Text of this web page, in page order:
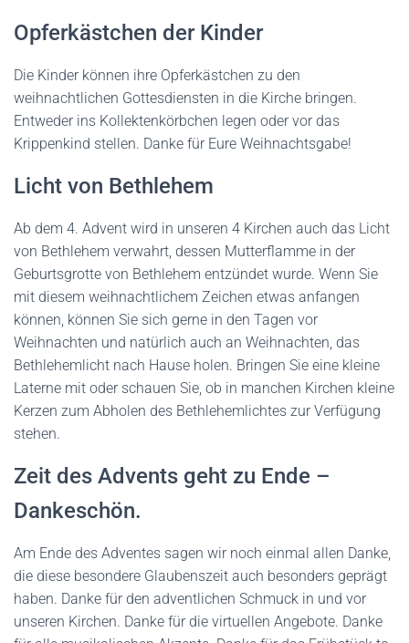
Opferkästchen der Kinder
Die Kinder können ihre Opferkästchen zu den
weihnachtlichen Gottesdiensten in die Kirche bringen.
Entweder ins Kollektenkörbchen legen oder vor das
Krippenkind stellen. Danke für Eure Weihnachtsgabe!
Licht von Bethlehem
Ab dem 4. Advent wird in unseren 4 Kirchen auch das Licht
von Bethlehem verwahrt, dessen Mutterflamme in der
Geburtsgrotte von Bethlehem entzündet wurde. Wenn Sie
mit diesem weihnachtlichem Zeichen etwas anfangen
können, können Sie sich gerne in den Tagen vor
Weihnachten und natürlich auch an Weihnachten, das
Bethlehemlicht nach Hause holen. Bringen Sie eine kleine
Laterne mit oder schauen Sie, ob in manchen Kirchen kleine
Kerzen zum Abholen des Bethlehemlichtes zur Verfügung
stehen.
Zeit des Advents geht zu Ende –
Dankeschön.
Am Ende des Adventes sagen wir noch einmal allen Danke,
die diese besondere Glaubenszeit auch besonders geprägt
haben. Danke für den adventlichen Schmuck in und vor
unseren Kirchen. Danke für die virtuellen Angebote. Danke